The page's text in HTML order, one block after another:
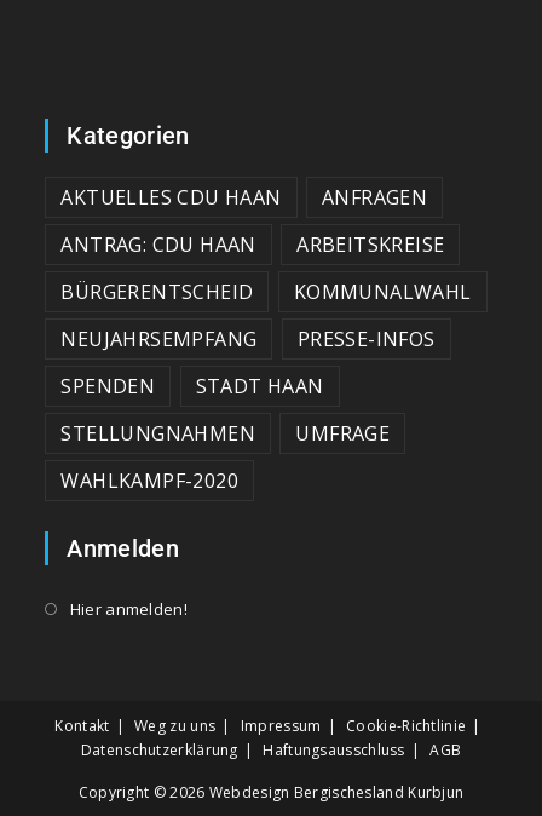
Kategorien
AKTUELLES CDU HAAN
ANFRAGEN
ANTRAG: CDU HAAN
ARBEITSKREISE
BÜRGERENTSCHEID
KOMMUNALWAHL
NEUJAHRSEMPFANG
PRESSE-INFOS
SPENDEN
STADT HAAN
STELLUNGNAHMEN
UMFRAGE
WAHLKAMPF-2020
Anmelden
Hier anmelden!
Kontakt Weg zu uns Impressum
Cookie-Richtlinie
Datenschutzerklärung
Haftungsausschluss AGB
Copyright © 2026 Webdesign Bergischesland Kurbjun